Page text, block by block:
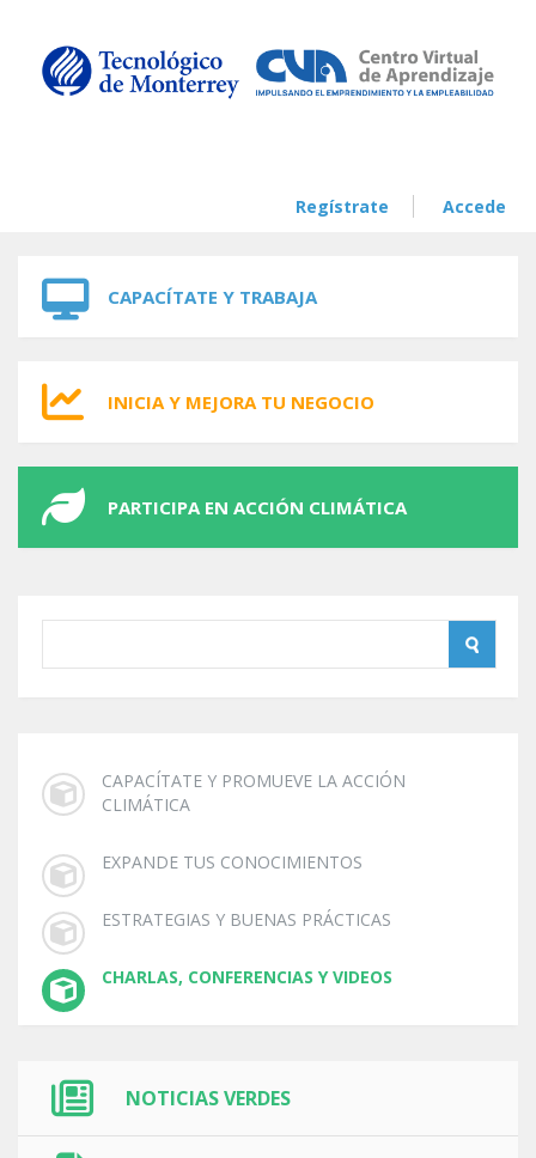
Regístrate Accede
CAPACÍTATE Y TRABAJA
INICIA Y MEJORA TU NEGOCIO
PARTICIPA EN ACCIÓN CLIMÁTICA
CAPACÍTATE Y PROMUEVE LA ACCIÓN
CLIMÁTICA
EXPANDE TUS CONOCIMIENTOS
ESTRATEGIAS Y BUENAS PRÁCTICAS
CHARLAS, CONFERENCIAS Y VIDEOS
NOTICIAS VERDES